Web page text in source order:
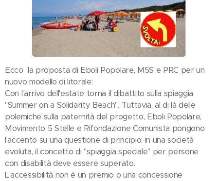
Ecco la proposta di Eboli Popolare, M5S e PRC per un
nuovo modello di litorale:
Con l'arrivo dell'estate torna il dibattito sulla spiaggia
"Summer on a Solidarity Beach". Tuttavia, al di là delle
polemiche sulla paternità del progetto, Eboli Popolare,
Movimento 5 Stelle e Rifondazione Comunista pongono
l'accento su una questione di principio: in una società
evoluta, il concetto di "spiaggia speciale" per persone
con disabilità deve essere superato.
L'accessibilità non è un premio o una concessione